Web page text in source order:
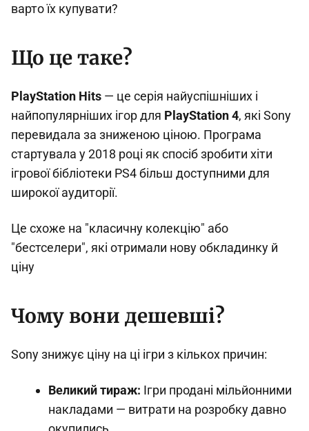
варто їх купувати?
Що це таке?
PlayStation Hits — це серія найуспішніших і
найпопулярніших ігор для PlayStation 4, які Sony
перевидала за зниженою ціною. Програма
стартувала у 2018 році як спосіб зробити хіти
ігрової бібліотеки PS4 більш доступними для
широкої аудиторії.
Це схоже на "класичну колекцію" або
"бестселери", які отримали нову обкладинку й
ціну
Чому вони дешевші?
Sony знижує ціну на ці ігри з кількох причин:
Великий тираж: Ігри продані мільйонними
накладами — витрати на розробку давно